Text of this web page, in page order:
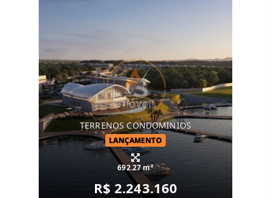
TERRENOS CONDOMINIOS
LANÇAMENTO
692.27 m²
R$ 2.243.160